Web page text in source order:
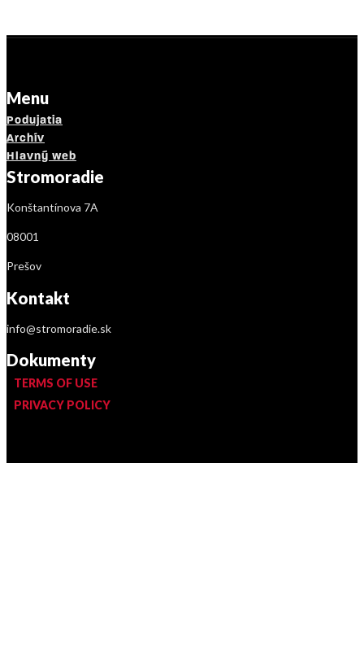
Menu
Podujatia
Archív
Hlavný web
Stromoradie
Konštantínova 7A
08001
Prešov
Kontakt
info@stromoradie.sk
Dokumenty
TERMS OF USE
PRIVACY POLICY